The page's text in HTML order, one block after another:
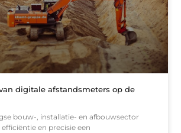
digitale afstandsmeters op de
bouw-, installatie- en afbouwsector
en precisie een